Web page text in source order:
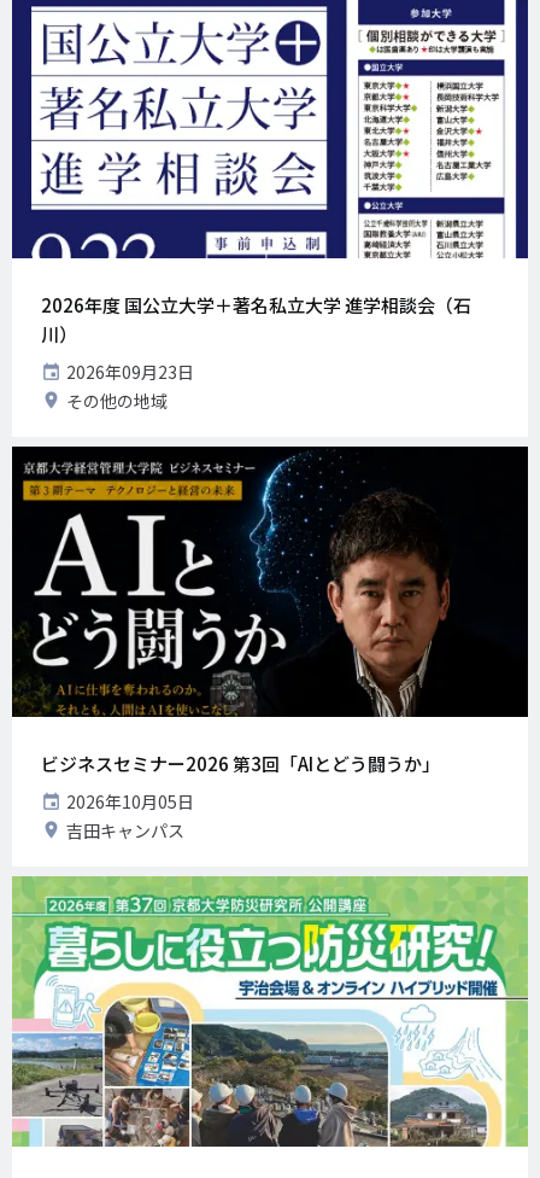
2026年度 国公立大学＋著名私立大学 進学相談会（石
川）
開
催
日
2026年09月23日
開
地
その他の地域
ビジネスセミナー2026 第3回「AIとどう闘うか」
開
催
日
2026年10月05日
開
地
吉田キャンパス